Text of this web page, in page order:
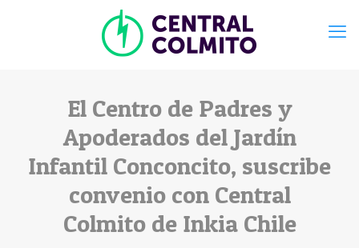
El Centro de Padres y
Apoderados del Jardín
Infantil Conconcito, suscribe
convenio con Central
Colmito de Inkia Chile